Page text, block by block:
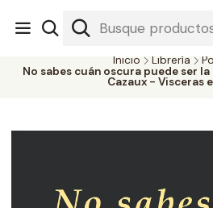
Nuestra librería - Serrano 317 local 3 -
#SomospartedelSietch
Inicio Librería
No sabes cuán oscura puede ser
Cazaux - Visceras